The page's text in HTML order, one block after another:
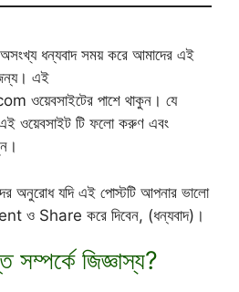
অসংখ্য ধন্যবাদ সময় করে আমাদের এই
এই
ওয়েবসাইটের পাশে থাকুন। যে
ওয়েবসাইট টি ফলো করুণ এবং
অনুরোধ যদি এই পোস্টটি আপনার ভালো
ও Share করে দিবেন, (ধন্যবাদ)।
জিজ্ঞাস্য?